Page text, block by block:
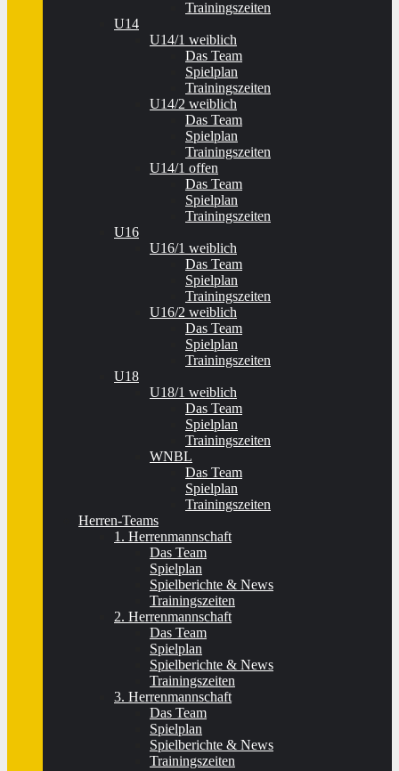
Trainingszeiten
U14
U14/1 weiblich
Das Team
Spielplan
Trainingszeiten
U14/2 weiblich
Das Team
Spielplan
Trainingszeiten
U14/1 offen
Das Team
Spielplan
Trainingszeiten
U16
U16/1 weiblich
Das Team
Spielplan
Trainingszeiten
U16/2 weiblich
Das Team
Spielplan
Trainingszeiten
U18
U18/1 weiblich
Das Team
Spielplan
Trainingszeiten
WNBL
Das Team
Spielplan
Trainingszeiten
Herren-Teams
1. Herrenmannschaft
Das Team
Spielplan
Spielberichte & News
Trainingszeiten
2. Herrenmannschaft
Das Team
Spielplan
Spielberichte & News
Trainingszeiten
3. Herrenmannschaft
Das Team
Spielplan
Spielberichte & News
Trainingszeiten